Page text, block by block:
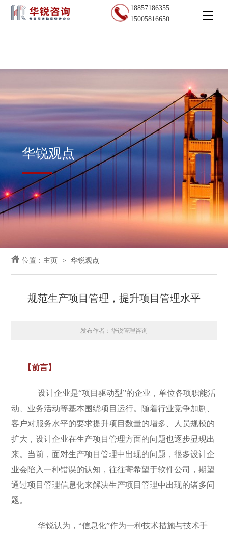
18857186355
15005816650
华锐观点
位置： 主页 华锐观点
规范生产项目管理，提升项目管理水平
发布作者：华锐管理咨询
【前言】
设计企业是“项目驱动型”的企业，单位各项职能活
动、业务活动等基本围绕项目运行。随着行业竞争加剧、
客户对服务水平的要求提升项目数量的增多、人员规模的
扩大，设计企业在生产项目管理方面的问题也逐步显现出
来。当前，面对生产项目管理中出现的问题，很多设计企
业会陷入一种错误的认知，往往寄希望于软件公司，期望
通过项目管理信息化来解决生产项目管理中出现的诸多问
题。
华锐认为，“信息化”作为一种技术措施与技术手